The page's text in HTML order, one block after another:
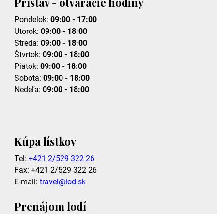
Pondelok: 09:00 - 17:00
Utorok: 09:00 - 18:00
Streda: 09:00 - 18:00
Štvrtok: 09:00 - 18:00
Piatok: 09:00 - 18:00
Sobota: 09:00 - 18:00
Nedeľa: 09:00 - 18:00
Kúpa lístkov
Tel: +421 2/529 322 26
Fax: +421 2/529 322 26
E-mail: travel@lod.sk
Prenájom lodí